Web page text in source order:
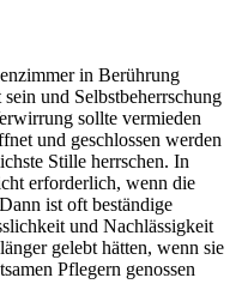
in Berührung
und Selbstbeherrschung
sollte vermieden
und geschlossen werden
Stille herrschen. In
erforderlich, wenn die
ist oft beständige
und Nachlässigkeit
gelebt hätten, wenn sie
Pflegern genossen